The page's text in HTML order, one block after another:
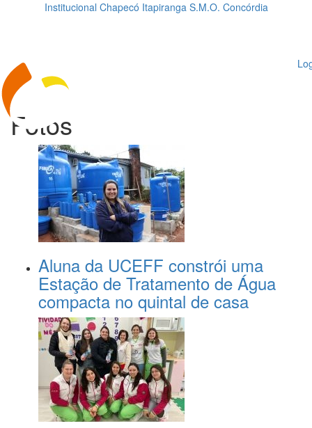
Institucional Chapecó Itapiranga S.M.O. Concórdia
Fotos
Aluna da UCEFF constrói uma
Estação de Tratamento de Água
compacta no quintal de casa